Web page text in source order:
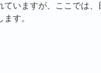
いますが、ここでは
す。